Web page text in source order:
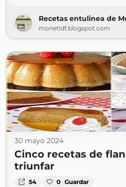
Recetas entulinea de
monetldf.blogspot.com
30 mayo 2024
Cinco recetas de
triunfar
54 0 Guardar